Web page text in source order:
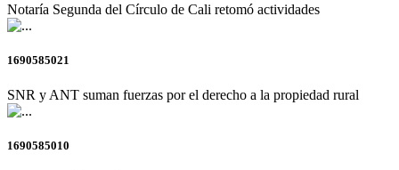
Notaría Segunda del Círculo de Cali retomó actividades
1690585021
SNR y ANT suman fuerzas por el derecho a la propiedad rural
1690585010